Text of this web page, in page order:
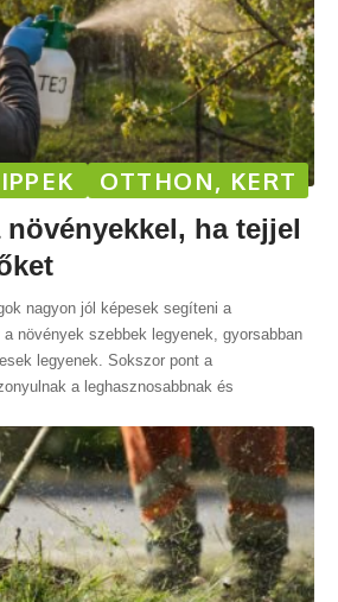
OTTHON, KERT
ha tejjel
nagyon jól képesek segíteni a
növények szebbek legyenek, gyorsabban
legyenek. Sokszor pont a
a leghasznosabbnak és